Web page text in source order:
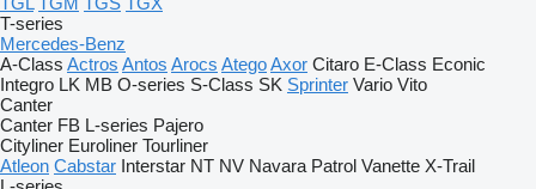
T-series
Mercedes-Benz
A-Class Actros Antos Arocs AtegoAxor Citaro E-Class Econic
Integro LK MB O-series S-Class SK Sprinter Vario Vito
Canter
Canter FB L-series Pajero
Cityliner Euroliner Tourliner
Atleon Cabstar Interstar NT NV Navara Patrol Vanette X-Trail